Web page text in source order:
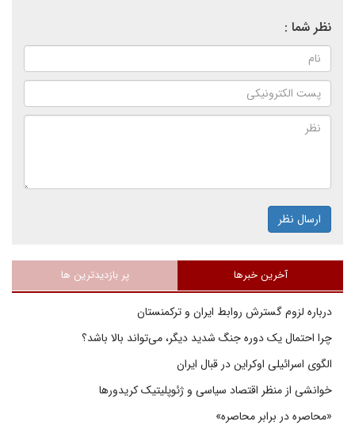
نظر شما :
ارسال نظر
آخرین خبرها پر بازدیدترین ها
درباره لزوم گسترش روابط ایران و ترکمنستان
چرا احتمال یک دوره جنگ شدید دیگر، می‌تواند بالا باشد؟
الگوی اسرائیلی اوکراین در قبال ایران
خوانشی از منظر اقتصاد سیاسی و ژئوپلیتیک کریدورها
«محاصره در برابر محاصره»